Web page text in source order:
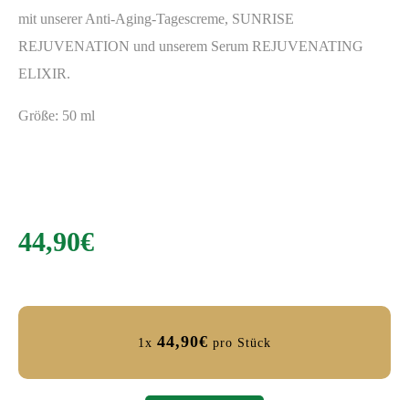
mit unserer Anti-Aging-Tagescreme, SUNRISE
REJUVENATION und unserem Serum REJUVENATING
ELIXIR.
Größe: 50 ml
44,90€
1x 44,90€ pro Stück